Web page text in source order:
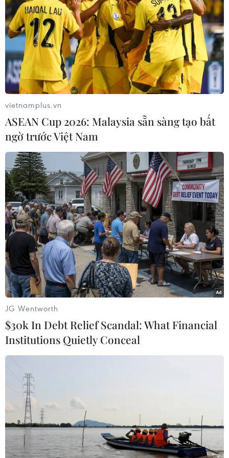
giá dầu tiếp tục tăng mạnh.
Hoạt động sản xuất tê liệt, Texas cấm xuất
khí tự nhiên ra khỏi bang
18/02/2021 09:36
Trong bối cảnh các đường ống và giếng khí tự nhiên bị
đóng băng do thời tiết quá lạnh, Thống đốc Greg Abbott
yêu cầu các nhà cung cấp khí tự nhiên ở Texas không
vận chuyển mặt hàng này ra ngoài bang.
vietnamplus.vn
ASEAN Cup 2026: Malaysia sẵn sàng tạo bất
ngờ trước Việt Nam
JG Wentworth
$30k In Debt Relief Scandal: What Financial
Institutions Quietly Conceal